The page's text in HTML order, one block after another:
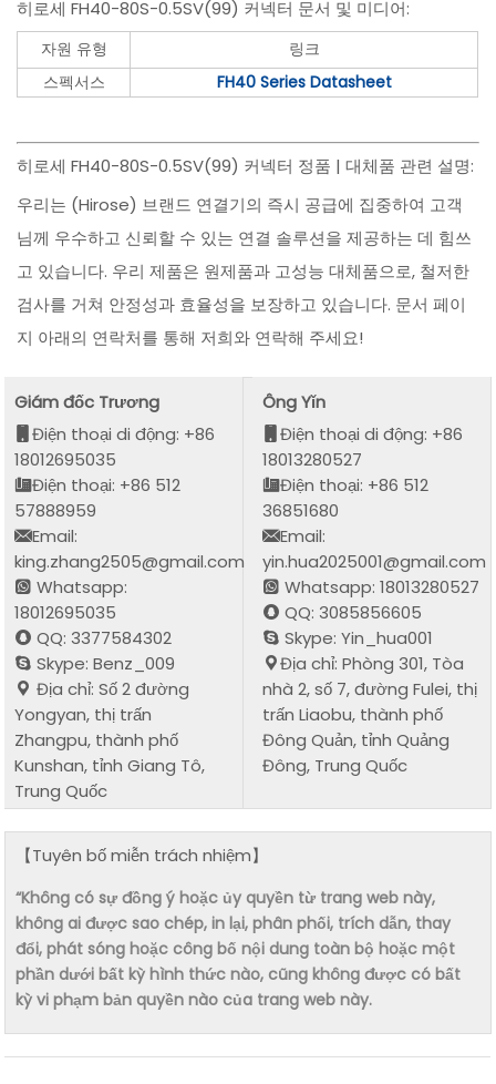
히로세 FH40-80S-0.5SV(99) 커넥터 문서 및 미디어:
자원 유형
링크
스펙서스
FH40 Series Datasheet
히로세 FH40-80S-0.5SV(99) 커넥터 정품 | 대체품 관련 설명:
우리는 (Hirose) 브랜드 연결기의 즉시 공급에 집중하여 고객
님께 우수하고 신뢰할 수 있는 연결 솔루션을 제공하는 데 힘쓰
고 있습니다. 우리 제품은 원제품과 고성능 대체품으로, 철저한
검사를 거쳐 안정성과 효율성을 보장하고 있습니다. 문서 페이
지 아래의 연락처를 통해 저희와 연락해 주세요!
Giám đốc Trương
Điện thoại di động: +86
18012695035
Điện thoại: +86 512
57888959
Email:
king.zhang2505@gmail.com
Whatsapp:
18012695035
QQ: 3377584302
Skype: Benz_009
Địa chỉ: Số 2 đường
Yongyan, thị trấn
Zhangpu, thành phố
Kunshan, tỉnh Giang Tô,
Trung Quốc
Ông Yǐn
Điện thoại di động: +86
18013280527
Điện thoại: +86 512
36851680
Email:
yin.hua2025001@gmail.com
Whatsapp: 18013280527
QQ: 3085856605
Skype: Yin_hua001
Địa chỉ: Phòng 301, Tòa
nhà 2, số 7, đường Fulei, thị
trấn Liaobu, thành phố
Đông Quản, tỉnh Quảng
Đông, Trung Quốc
【Tuyên bố miễn trách nhiệm】
“Không có sự đồng ý hoặc ủy quyền từ trang web này,
không ai được sao chép, in lại, phân phối, trích dẫn, thay
đổi, phát sóng hoặc công bố nội dung toàn bộ hoặc một
phần dưới bất kỳ hình thức nào, cũng không được có bất
kỳ vi phạm bản quyền nào của trang web này.